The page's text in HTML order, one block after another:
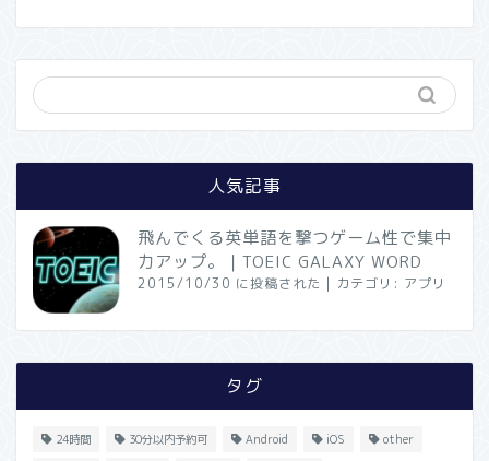
人気記事
飛んでくる英単語を撃つゲーム性で集中
力アップ。｜TOEIC GALAXY WORD
2015/10/30 に投稿された | カテゴリ: アプリ
タグ
24時間 30分以内予約可 Android iOS other